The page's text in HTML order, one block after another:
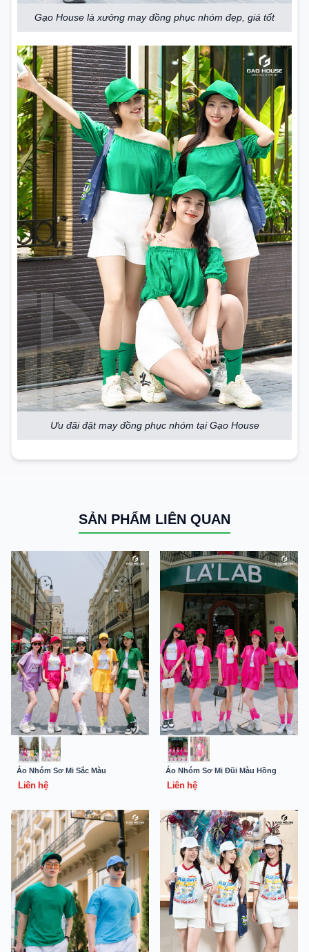
Gạo House là xưởng may đồng phục nhóm đẹp, giá tốt
Ưu đãi đặt may đồng phục nhóm tại Gạo House
SẢN PHẨM LIÊN QUAN
Áo Nhóm Sơ Mi Sắc Màu
Liên hệ
Áo Nhóm Sơ Mi Đũi Màu Hồng
Liên hệ